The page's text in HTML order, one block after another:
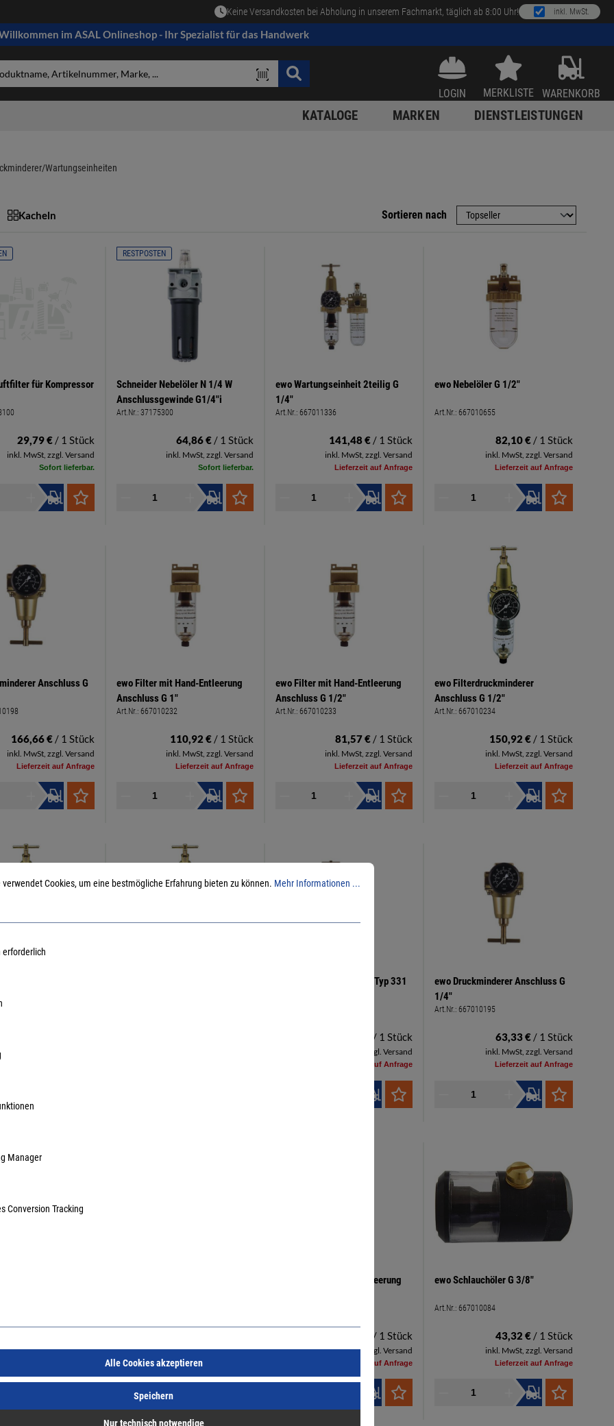
Keine Versandkosten bei Abholung in unserem Fachmarkt, täglich ab 8:00 Uhr! inkl. MwSt.
im ASAL Onlineshop - Ihr Spezialist für das Handwerk
LOGIN MERKLISTE WARENKORB
KATALOGE MARKEN DIENSTLEISTUNGEN
Wartungseinheiten
Kacheln Sortieren nach
für Kompressor
29,79 € / 1 Stück
inkl. MwSt, zzgl. Versand
Sofort lieferbar.
RESTPOSTEN
Schneider Nebelöler N 1/4 W
Anschlussgewinde G1/4"i
Art.Nr.: 37175300
64,86 € / 1 Stück
inkl. MwSt, zzgl. Versand
Sofort lieferbar.
ewo Wartungseinheit 2teilig G
1/4"
Art.Nr.: 667011336
141,48 € / 1 Stück
inkl. MwSt, zzgl. Versand
Lieferzeit auf Anfrage
ewo Nebelöler G 1/2"
Art.Nr.: 667010655
82,10 € / 1 Stück
inkl. MwSt, zzgl. Versand
Lieferzeit auf Anfrage
Anschluss G
166,66 € / 1 Stück
inkl. MwSt, zzgl. Versand
Lieferzeit auf Anfrage
ewo Filter mit Hand-Entleerung
Anschluss G 1"
Art.Nr.: 667010232
110,92 € / 1 Stück
inkl. MwSt, zzgl. Versand
Lieferzeit auf Anfrage
ewo Filter mit Hand-Entleerung
Anschluss G 1/2"
Art.Nr.: 667010233
81,57 € / 1 Stück
inkl. MwSt, zzgl. Versand
Lieferzeit auf Anfrage
ewo Filterdruckminderer
Anschluss G 1/2"
Art.Nr.: 667010234
150,92 € / 1 Stück
inkl. MwSt, zzgl. Versand
Lieferzeit auf Anfrage
1/4"
Wartungseinheit 2teilig Typ 331
/ 1 Stück
inkl. MwSt, zzgl. Versand
Lieferzeit auf Anfrage
ewo Druckminderer Anschluss G
1/4"
Art.Nr.: 667010195
63,33 € / 1 Stück
inkl. MwSt, zzgl. Versand
Lieferzeit auf Anfrage
Anschluss G
inkl. MwSt, zzgl. Versand inkl. MwSt, zzgl. Versand
Lieferzeit auf Anfrage
ewo Filter mit Hand-Entleerung
/ 1 Stück
inkl. MwSt, zzgl. Versand
Lieferzeit auf Anfrage
ewo Schlauchöler G 3/8"
Art.Nr.: 667010084
43,32 € / 1 Stück
inkl. MwSt, zzgl. Versand
Lieferzeit auf Anfrage
verwendet Cookies, um eine bestmögliche Erfahrung bieten zu können. Mehr Informationen ...
erforderlich
Manager
Conversion Tracking
Alle Cookies akzeptieren
Speichern
Nur technisch notwendige